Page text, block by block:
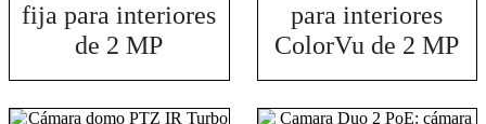
fija para interiores
de 2 MP
para interiores
ColorVu de 2 MP